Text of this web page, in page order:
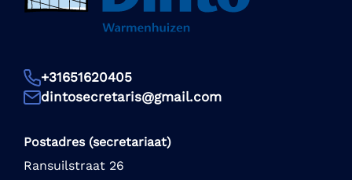
+31651620405
dintosecretaris@gmail.com
Postadres (secretariaat)
Ransuilstraat 26